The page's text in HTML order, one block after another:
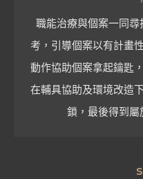
職能治療與個案一同
考，引導個案以有計畫
動作協助個案拿起鑰匙
在輔具協助及環境改造
鎖，最後得到屬